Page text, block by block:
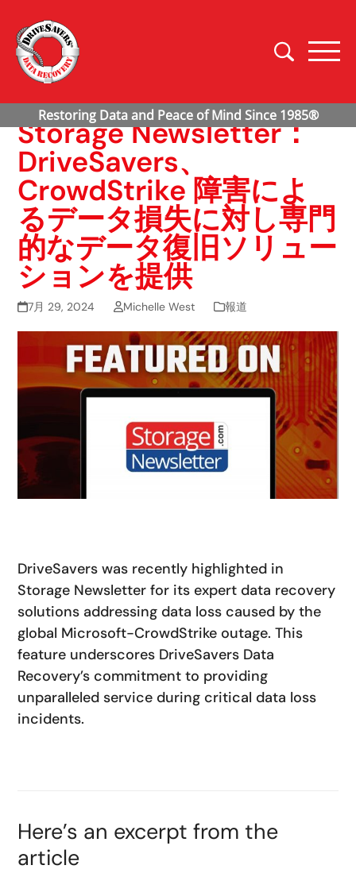
Storage Newsletter：
DriveSavers、
CrowdStrike 障害によ
るデータ損失に対し専門
的なデータ復旧ソリュー
ションを提供
7月 29, 2024 Michelle West 報道
DriveSavers was recently highlighted in
Storage Newsletter for its expert data recovery
solutions addressing data loss caused by the
global Microsoft-CrowdStrike outage. This
feature underscores DriveSavers Data
Recovery’s commitment to providing
unparalleled service during critical data loss
incidents.
Here’s an excerpt from the
article